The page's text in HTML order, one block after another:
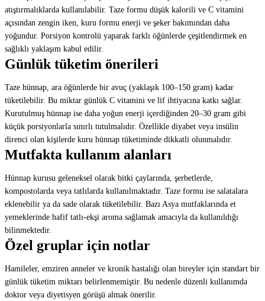
atıştırmalıklarda kullanılabilir. Taze formu düşük kalorili ve C vitamini
açısından zengin iken, kuru formu enerji ve şeker bakımından daha
yoğundur. Porsiyon kontrolü yaparak farklı öğünlerde çeşitlendirmek en
sağlıklı yaklaşım kabul edilir.
Günlük tüketim önerileri
Taze hünnap, ara öğünlerde bir avuç (yaklaşık 100–150 gram) kadar
tüketilebilir. Bu miktar günlük C vitamini ve lif ihtiyacına katkı sağlar.
Kurutulmuş hünnap ise daha yoğun enerji içerdiğinden 20–30 gram gibi
küçük porsiyonlarla sınırlı tutulmalıdır. Özellikle diyabet veya insülin
direnci olan kişilerde kuru hünnap tüketiminde dikkatli olunmalıdır.
Mutfakta kullanım alanları
Hünnap kurusu geleneksel olarak bitki çaylarında, şerbetlerde,
kompostolarda veya tatlılarda kullanılmaktadır. Taze formu ise salatalara
eklenebilir ya da sade olarak tüketilebilir. Bazı Asya mutfaklarında et
yemeklerinde hafif tatlı-ekşi aroma sağlamak amacıyla da kullanıldığı
bilinmektedir.
Özel gruplar için notlar
Hamileler, emziren anneler ve kronik hastalığı olan bireyler için standart bir
günlük tüketim miktarı belirlenmemiştir. Bu nedenle düzenli kullanımda
doktor veya diyetisyen görüşü almak önerilir.